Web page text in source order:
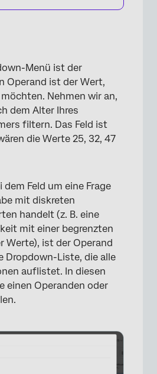
×
Menü ist der
Operand ist der Wert,
Nehmen wir an,
dem Alter Ihres
filtern. Das Feld ist
die Werte 25, 32, 47
Feld um eine Frage
mit diskreten
handelt (z. B. eine
mit einer begrenzten
Werte), ist der Operand
Dropdown-Liste, die alle
auflistet. In diesen
einen Operanden oder